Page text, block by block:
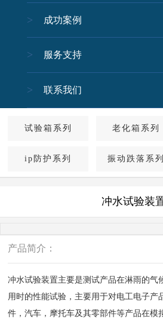
成功案例
服务支持
联系我们
试验箱系列 老化箱系列
ip防护系列 振动跌落系列
冲水试验装
产品简介：
冲水试验装置主要是测试产品在淋雨的气
用时的性能试验，主要用于对电工电子产
件，汽车，摩托车及其零部件等产品在模